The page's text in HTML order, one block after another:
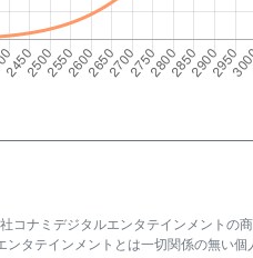
コナミデジタルエンタテインメントの商
タテインメントとは一切関係の無い個